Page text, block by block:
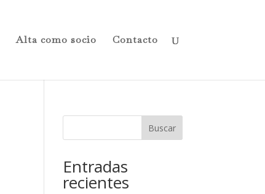
Alta como socio Contacto
Buscar
Entradas
recientes